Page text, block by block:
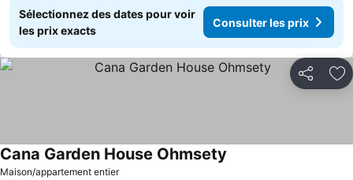
Sélectionnez des dates pour voir
les prix exacts
Consulter les prix
Partager
Maison/appartement entier
Cana Garden House Ohmsety